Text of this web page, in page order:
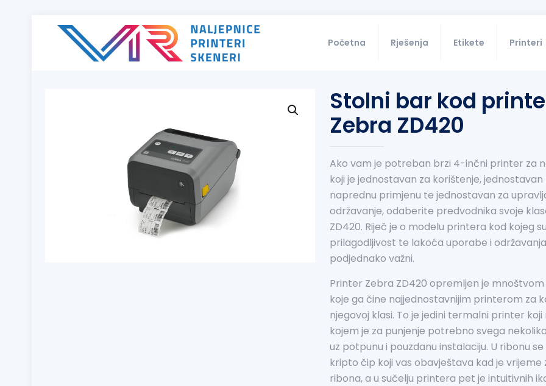
Početna Rješenja Etikete Printeri
Stolni bar kod
Zebra ZD420
Ako vam je potreban brzi 4-inčni printer za
koji je jednostavan za korištenje, jednostavan
naprednu primjenu te jednostavan za
održavanje, odaberite predvodnika svoje
ZD420. Riječ je o modelu printera kod kojeg su
prilagodljivost te lakoća uporabe i održavanja
podjednako važni.
Printer Zebra ZD420 opremljen je mnoštvom
koje ga čine najjednostavnijim printerom za
njegovoj klasi. To je jedini termalni printer koji
kojem je za punjenje potrebno svega
uz potpunu i pouzdanu instalaciju. U ribonu se
kripto čip koji vas obavještava kad je vrijeme
ribona, a u sučelju printera pet je intuitivnih